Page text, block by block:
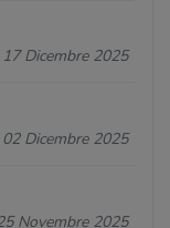
17 Dicembre 2025
02 Dicembre 2025
Novembre 2025